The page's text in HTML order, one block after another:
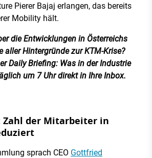
Pierer Bajaj erlangen, das bereits
Mobility hält.
die Entwicklungen in Österreichs
aller Hintergründe zur KTM-Krise?
Daily Briefing: Was in der Industrie
um 7 Uhr direkt in Ihre Inbox.
Zahl der Mitarbeiter in
sprach CEO Gottfried